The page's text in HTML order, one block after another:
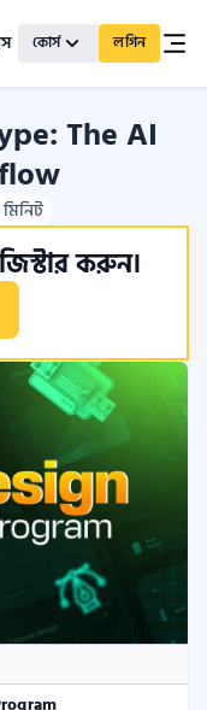
কোর্স লগিন
The AI
করুন।